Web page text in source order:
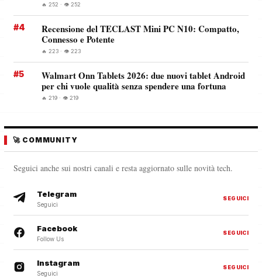
🔥 252 · 👁️ 252
#4
Recensione del TECLAST Mini PC N10: Compatto,
Connesso e Potente
🔥 223 · 👁️ 223
#5
Walmart Onn Tablets 2026: due nuovi tablet Android
per chi vuole qualità senza spendere una fortuna
🔥 219 · 👁️ 219
🚀 COMMUNITY
Seguici anche sui nostri canali e resta aggiornato sulle novità tech.
Telegram
Seguici
SEGUICI
Facebook
Follow Us
SEGUICI
Instagram
Seguici
SEGUICI